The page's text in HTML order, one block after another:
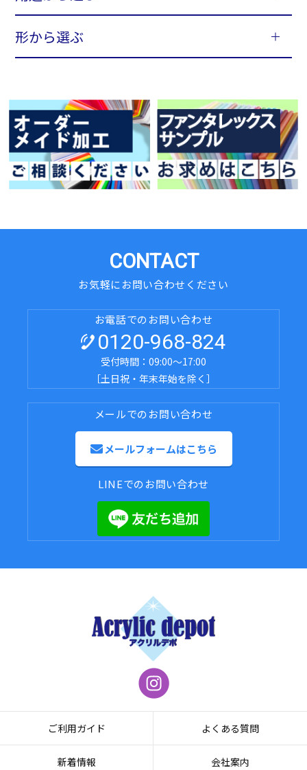
形から選ぶ
CONTACT
お気軽にお問い合わせください
お電話でのお問い合わせ
0120-968-824
受付時間：09:00～17:00
［土日祝・年末年始を除く］
メールでのお問い合わせ
メールフォームはこちら
LINEでのお問い合わせ
ご利用ガイド よくある質問
新着情報 会社案内